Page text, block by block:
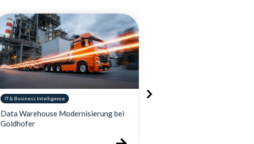
IT & Business Intelligence
Data Warehouse Modernisierung bei
Goldhofer